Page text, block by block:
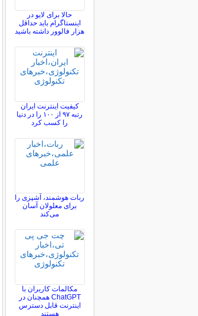
حالا برای لایو در
اینستاگرام باید حداقل
هزار فالوور داشته باشید
کیفیت اینترنت ایران
رتبه ۹۷ از ۱۰۰ را در دنیا
را کسب کرد
ربات هوشمند، آشپزی را
برای معلولان آسان
می‌کند
مکالمات کاربران با
ChatGPT همچنان در
اینترنت قابل دسترس
هستند